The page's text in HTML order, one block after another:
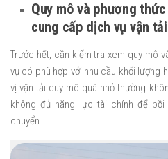
Quy mô và phương
cung cấp dịch vụ vận tải
Trước hết, cần kiểm tra xem quy mô
vụ có phù hợp với nhu cầu khối lượng
vị vận tải quy mô quá nhỏ thường
không đủ năng lực tài chính để
chuyển.